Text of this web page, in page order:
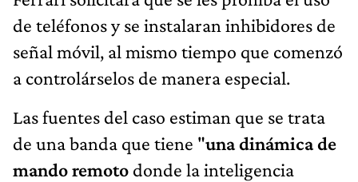
de teléfonos y se instalaran inhibidores de
señal móvil, al mismo tiempo que comenzó
a controlárselos de manera especial.
Las fuentes del caso estiman que se trata
de una banda que tiene "una dinámica de
mando remoto donde la inteligencia